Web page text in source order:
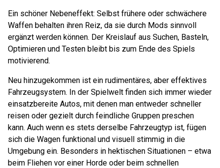
Ein schöner Nebeneffekt: Selbst frühere oder schwächere
Waffen behalten ihren Reiz, da sie durch Mods sinnvoll
ergänzt werden können. Der Kreislauf aus Suchen, Basteln,
Optimieren und Testen bleibt bis zum Ende des Spiels
motivierend.
Neu hinzugekommen ist ein rudimentäres, aber effektives
Fahrzeugsystem. In der Spielwelt finden sich immer wieder
einsatzbereite Autos, mit denen man entweder schneller
reisen oder gezielt durch feindliche Gruppen preschen
kann. Auch wenn es stets derselbe Fahrzeugtyp ist, fügen
sich die Wagen funktional und visuell stimmig in die
Umgebung ein. Besonders in hektischen Situationen – etwa
beim Fliehen vor einer Horde oder beim schnellen